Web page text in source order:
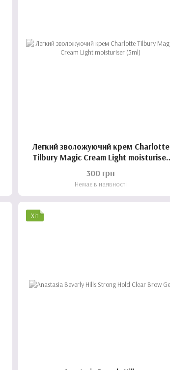
Легкий зволожуючий крем Charlotte
Tilbury Magic Cream Light moisturiser
300 грн
Немає в наявності
Хіт